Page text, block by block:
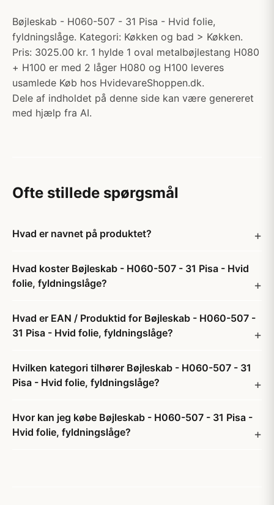
Bøjleskab - H060-507 - 31 Pisa - Hvid folie,
fyldningslåge. Kategori: Køkken og bad > Køkken.
Pris: 3025.00 kr. 1 hylde 1 oval metalbøjlestang H080
+ H100 er med 2 låger H080 og H100 leveres
usamlede Køb hos HvidevareShoppen.dk.
Dele af indholdet på denne side kan være genereret
med hjælp fra AI.
Ofte stillede spørgsmål
Hvad er navnet på produktet?
Hvad koster Bøjleskab - H060-507 - 31 Pisa - Hvid
folie, fyldningslåge?
Hvad er EAN / Produktid for Bøjleskab - H060-507 -
31 Pisa - Hvid folie, fyldningslåge?
Hvilken kategori tilhører Bøjleskab - H060-507 - 31
Pisa - Hvid folie, fyldningslåge?
Hvor kan jeg købe Bøjleskab - H060-507 - 31 Pisa -
Hvid folie, fyldningslåge?